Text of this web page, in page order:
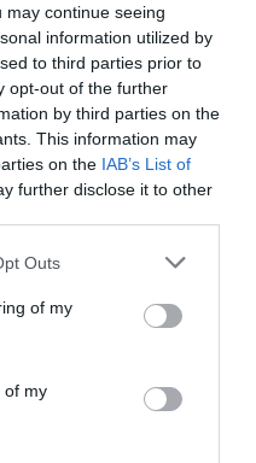
continue seeing
information utilized by
to third parties prior to
opt-out of the further
by third parties on the
This information may
on the IAB’s List of
further disclose it to other
Outs
of my
of my
Educație. Și
va
DE GEORGIA,
U21